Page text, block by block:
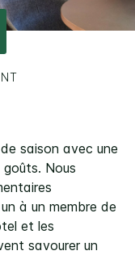
saison avec une
Nous
à un membre de
et les
savourer un